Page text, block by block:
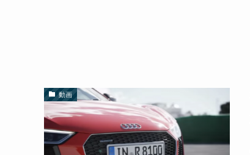
動画